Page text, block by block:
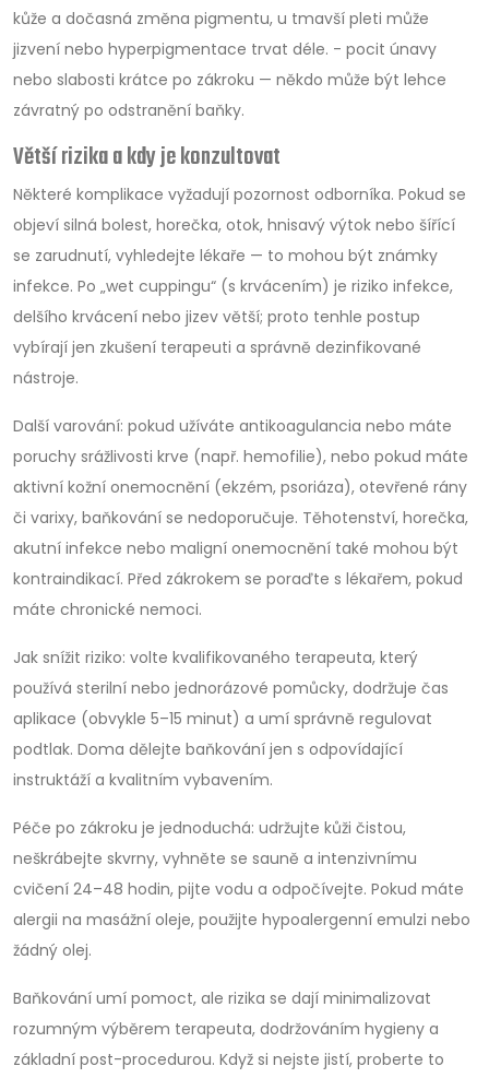
kůže a dočasná změna pigmentu, u tmavší pleti může
jizvení nebo hyperpigmentace trvat déle. - pocit únavy
nebo slabosti krátce po zákroku — někdo může být lehce
závratný po odstranění baňky.
Větší rizika a kdy je konzultovat
Některé komplikace vyžadují pozornost odborníka. Pokud se
objeví silná bolest, horečka, otok, hnisavý výtok nebo šířící
se zarudnutí, vyhledejte lékaře — to mohou být známky
infekce. Po „wet cuppingu“ (s krvácením) je riziko infekce,
delšího krvácení nebo jizev větší; proto tenhle postup
vybírají jen zkušení terapeuti a správně dezinfikované
nástroje.
Další varování: pokud užíváte antikoagulancia nebo máte
poruchy srážlivosti krve (např. hemofilie), nebo pokud máte
aktivní kožní onemocnění (ekzém, psoriáza), otevřené rány
či varixy, baňkování se nedoporučuje. Těhotenství, horečka,
akutní infekce nebo maligní onemocnění také mohou být
kontraindikací. Před zákrokem se poraďte s lékařem, pokud
máte chronické nemoci.
Jak snížit riziko: volte kvalifikovaného terapeuta, který
používá sterilní nebo jednorázové pomůcky, dodržuje čas
aplikace (obvykle 5–15 minut) a umí správně regulovat
podtlak. Doma dělejte baňkování jen s odpovídající
instruktáží a kvalitním vybavením.
Péče po zákroku je jednoduchá: udržujte kůži čistou,
neškrábejte skvrny, vyhněte se sauně a intenzivnímu
cvičení 24–48 hodin, pijte vodu a odpočívejte. Pokud máte
alergii na masážní oleje, použijte hypoalergenní emulzi nebo
žádný olej.
Baňkování umí pomoct, ale rizika se dají minimalizovat
rozumným výběrem terapeuta, dodržováním hygieny a
základní post-procedurou. Když si nejste jistí, proberte to